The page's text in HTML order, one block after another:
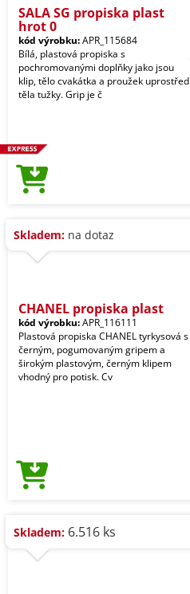
SALA SG propiska plast
hrot 0
kód výrobku:APR_115684
Bílá, plastová propiska s
pochromovanými doplňky jako jsou
klip, tělo cvakátka a proužek uprostřed
těla tužky. Grip je č
Skladem: na dotaz
CHANEL propiska plast
kód výrobku:APR_116111
Plastová propiska CHANEL tyrkysová s
černým, pogumovaným gripem a
širokým plastovým, černým klipem
vhodný pro potisk. Cv
Skladem: 6.516 ks